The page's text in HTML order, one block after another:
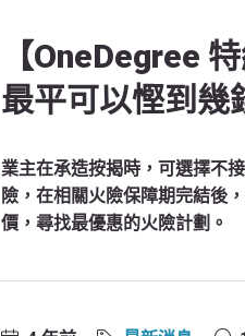
【OneDegree
最平可以慳到幾
業主在承造按揭時，可選擇不
險，在相關火險保障期完結後
價，尋找最優惠的火險計劃。